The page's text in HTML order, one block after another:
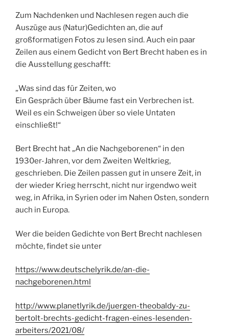
Zum Nachdenken und Nachlesen regen auch die
Auszüge aus (Natur)Gedichten an, die auf
großformatigen Fotos zu lesen sind. Auch ein paar
Zeilen aus einem Gedicht von Bert Brecht haben es in
die Ausstellung geschafft:
„Was sind das für Zeiten, wo
Ein Gespräch über Bäume fast ein Verbrechen ist.
Weil es ein Schweigen über so viele Untaten
einschließt!“
Bert Brecht hat „An die Nachgeborenen“ in den
1930er-Jahren, vor dem Zweiten Weltkrieg,
geschrieben. Die Zeilen passen gut in unsere Zeit, in
der wieder Krieg herrscht, nicht nur irgendwo weit
weg, in Afrika, in Syrien oder im Nahen Osten, sondern
auch in Europa.
Wer die beiden Gedichte von Bert Brecht nachlesen
möchte, findet sie unter
https://www.deutschelyrik.de/an-die-
nachgeborenen.html
http://www.planetlyrik.de/juergen-theobaldy-zu-
bertolt-brechts-gedicht-fragen-eines-lesenden-
arbeiters/2021/08/